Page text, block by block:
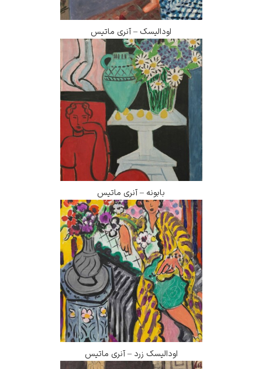
اودالیسک – آنری ماتیس
بابونه – آنری ماتیس
اودالیسک زرد – آنری ماتیس